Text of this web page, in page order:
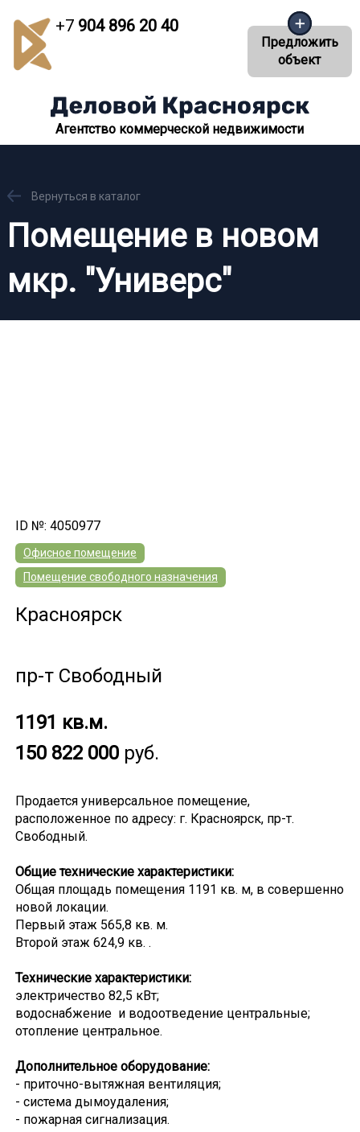
+7904 896 20 40
Агентство коммерческой недвижимости
Предложить
объект
Вернуться в каталог
Помещение в новом
мкр. "Универс"
ID №: 4050977
Офисное помещение
Помещение свободного назначения
Красноярск
пр-т Свободный
1191 кв.м.
150 822 000руб.
Продается универсальное помещение,
расположенное по адресу: г. Красноярск, пр-т.
Свободный.
Общие технические характеристики:
Общая площадь помещения 1191 кв. м, в совершенно
новой локации.
Первый этаж 565,8 кв. м.
Второй этаж 624,9 кв. .
Технические характеристики:
электричество 82,5 кВт;
водоснабжение и водоотведение центральные;
отопление центральное.
Дополнительное оборудование:
- приточно-вытяжная вентиляция;
- система дымоудаления;
- пожарная сигнализация.